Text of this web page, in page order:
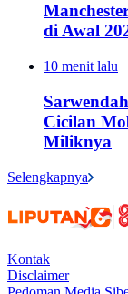
di Awal
10 menit lalu
Cicilan
Miliknya
Selengkapnya
Kontak
Disclaimer